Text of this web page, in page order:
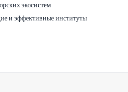
экосистем
и эффективные институты